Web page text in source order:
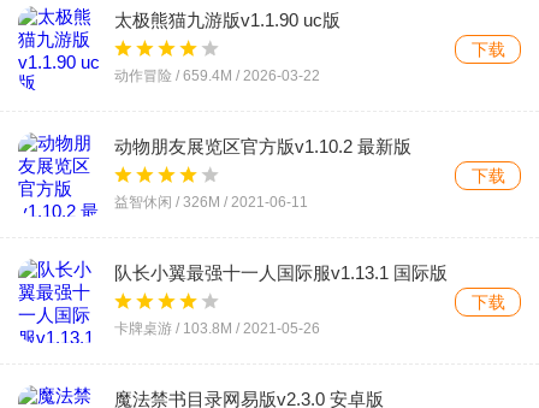
太极熊猫九游版v1.1.90 uc版
动作冒险 / 659.4M / 2026-03-22
下载
动物朋友展览区官方版v1.10.2 最新版
益智休闲 / 326M / 2021-06-11
下载
队长小翼最强十一人国际服v1.13.1 国际版
卡牌桌游 / 103.8M / 2021-05-26
下载
魔法禁书目录网易版v2.3.0 安卓版